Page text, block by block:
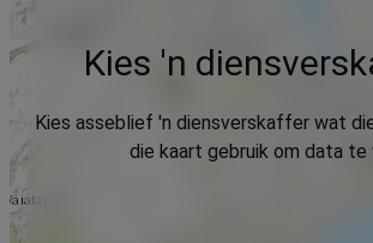
Kies 'n
Kies asseblief 'n diensverskaffer wat
die kaart gebruik om data te